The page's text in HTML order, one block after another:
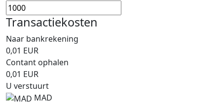
Transactiekosten
Naar bankrekening
0,01 EUR
Contant ophalen
0,01 EUR
U verstuurt
MAD